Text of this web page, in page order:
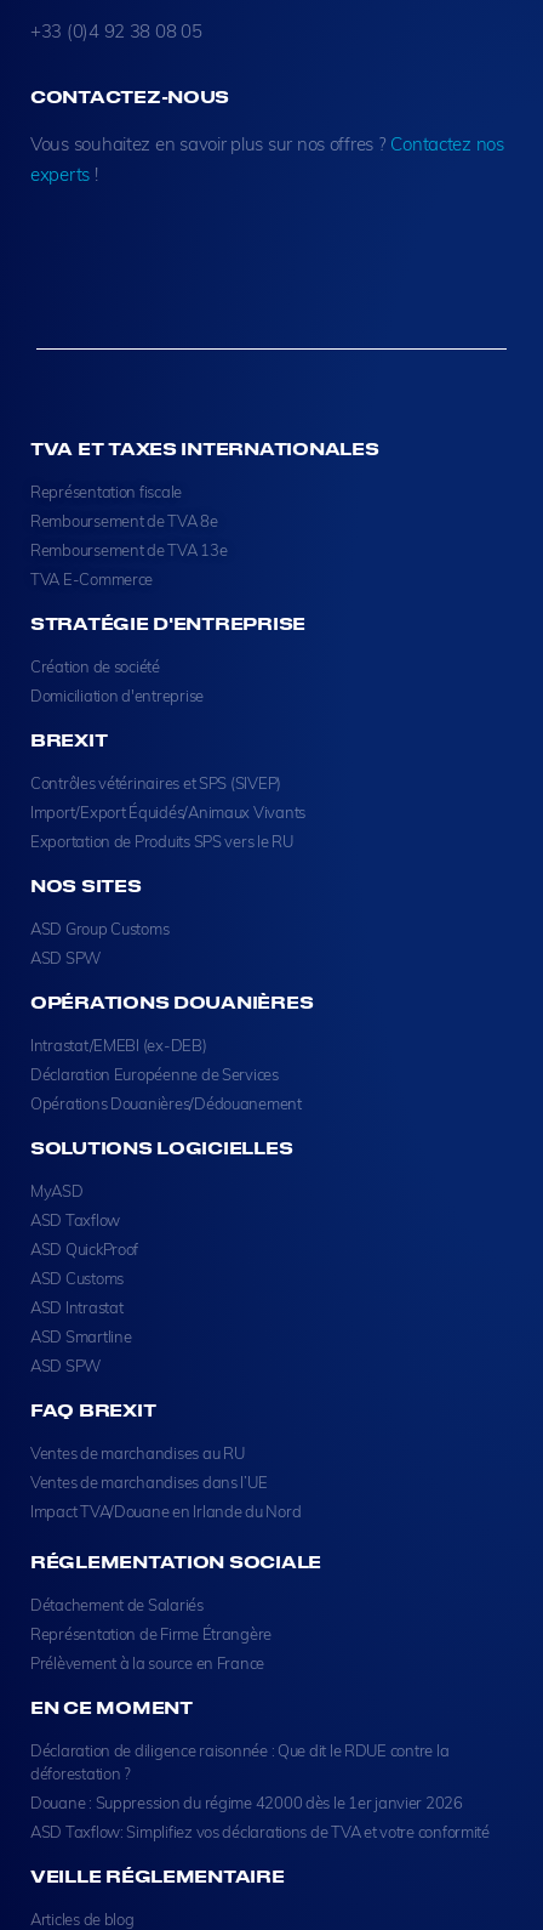
+33 (0)4 92 38 08 05
CONTACTEZ-NOUS
Vous souhaitez en savoir plus sur nos offres ? Contactez nos
experts !
TVA ET TAXES INTERNATIONALES
Représentation fiscale
Remboursement de TVA 8e
Remboursement de TVA 13e
TVA E-Commerce
STRATÉGIE D'ENTREPRISE
Création de société
Domiciliation d'entreprise
BREXIT
Contrôles vétérinaires et SPS (SIVEP)
Import/Export Équidés/Animaux Vivants
Exportation de Produits SPS vers le RU
NOS SITES
ASD Group Customs
ASD SPW
OPÉRATIONS DOUANIÈRES
Intrastat/EMEBI (ex-DEB)
Déclaration Européenne de Services
Opérations Douanières/Dédouanement
SOLUTIONS LOGICIELLES
MyASD
ASD Taxflow
ASD QuickProof
ASD Customs
ASD Intrastat
ASD Smartline
ASD SPW
FAQ BREXIT
Ventes de marchandises au RU
Ventes de marchandises dans l’UE
Impact TVA/Douane en Irlande du Nord
RÉGLEMENTATION SOCIALE
Détachement de Salariés
Représentation de Firme Étrangère
Prélèvement à la source en France
EN CE MOMENT
Déclaration de diligence raisonnée : Que dit le RDUE contre la
déforestation ?
Douane : Suppression du régime 42000 dès le 1er janvier 2026
ASD Taxflow: Simplifiez vos déclarations de TVA et votre conformité
VEILLE RÉGLEMENTAIRE
Articles de blog